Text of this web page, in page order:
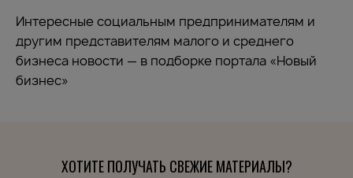
Интересные социальным предпринимателям и
другим представителям малого и среднего
бизнеса новости — в подборке портала «Новый
бизнес»
ХОТИТЕ ПОЛУЧАТЬ СВЕЖИЕ МАТЕРИАЛЫ?